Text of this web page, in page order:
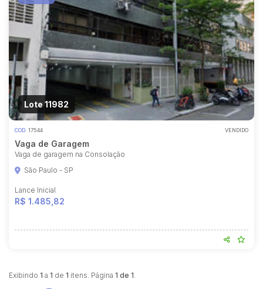
Lote 11982
COD. 17544 VENDIDO
Vaga de Garagem
Vaga de garagem na Consolação
São Paulo - SP
Lance Inicial
R$ 1.485,82
Exibindo 1 a 1 de 1 itens. Página 1 de 1.